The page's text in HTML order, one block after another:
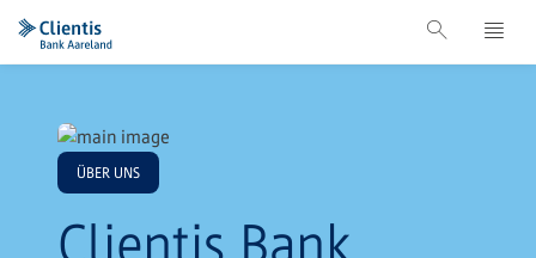
ÜBER UNS
Clientis Bank